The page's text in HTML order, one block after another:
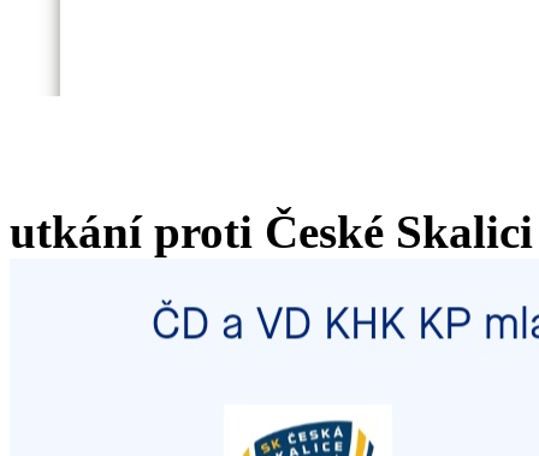
utkání proti České Skalici